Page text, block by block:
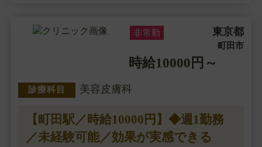
非常勤 東京都
町田市
時給10000円～
診療科目 美容皮膚科
【町田駅／時給10000円】◆週1勤務
／未経験可能／効果が実感できる